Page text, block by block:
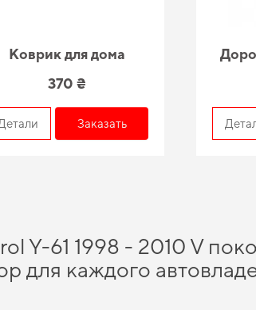
Коврик для дома
370 ₴
Заказать
Y-61 1998 - 2010 V
для каждого